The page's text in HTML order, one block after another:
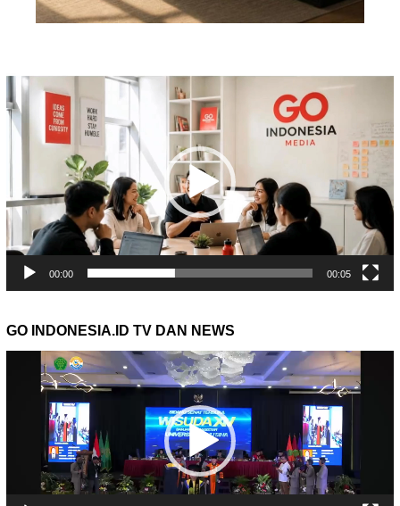
Pemutar
Video
00:00 00:05
GO INDONESIA.ID TV DAN NEWS
Pemutar